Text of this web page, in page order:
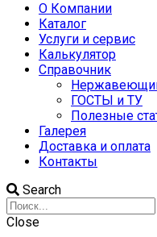
О Компании
Каталог
Услуги и сервис
Калькулятор
Справочник
ГОСТЫ и ТУ
Полезные
Галерея
Доставка и оплата
Контакты
Search
Close